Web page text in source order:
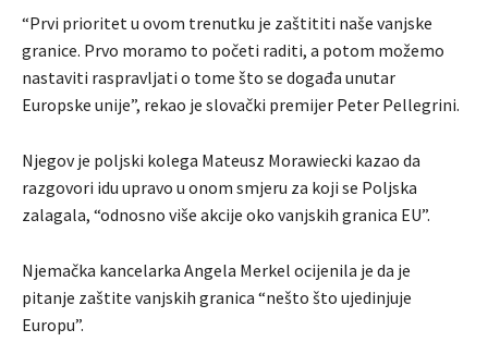
“Prvi prioritet u ovom trenutku je zaštititi naše vanjske
granice. Prvo moramo to početi raditi, a potom možemo
nastaviti raspravljati o tome što se događa unutar
Europske unije”, rekao je slovački premijer Peter Pellegrini.
Njegov je poljski kolega Mateusz Morawiecki kazao da
razgovori idu upravo u onom smjeru za koji se Poljska
zalagala, “odnosno više akcije oko vanjskih granica EU”.
Njemačka kancelarka Angela Merkel ocijenila je da je
pitanje zaštite vanjskih granica “nešto što ujedinjuje
Europu”.